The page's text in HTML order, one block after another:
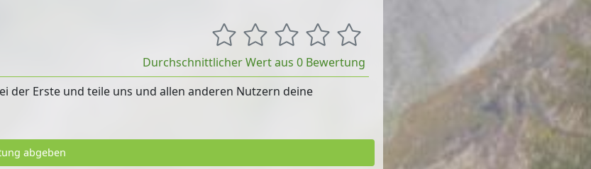
Durchschnittlicher Wert aus 0 Bewertung
der Erste und teile uns und allen anderen Nutzern deine
abgeben